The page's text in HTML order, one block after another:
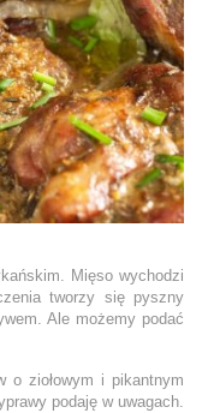
Mięso wychodzi
tworzy się pyszny
Ale możemy podać
o ziołowym i pikantnym
podaję w uwagach.